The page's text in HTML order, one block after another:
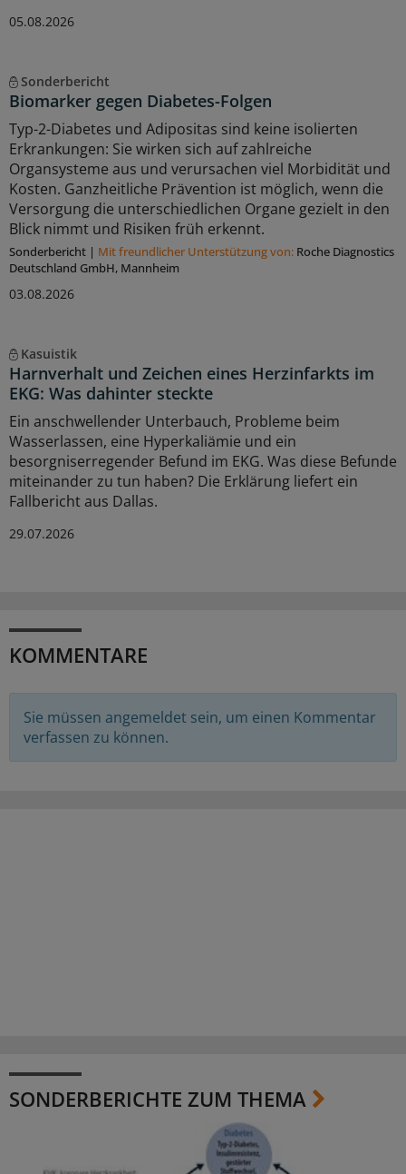
05.08.2026
Sonderbericht
Biomarker gegen Diabetes-Folgen
Typ-2-Diabetes und Adipositas sind keine isolierten
Erkrankungen: Sie wirken sich auf zahlreiche
Organsysteme aus und verursachen viel Morbidität und
Kosten. Ganzheitliche Prävention ist möglich, wenn die
Versorgung die unterschiedlichen Organe gezielt in den
Blick nimmt und Risiken früh erkennt.
Sonderbericht | Mit freundlicher Unterstützung von: Roche Diagnostics
Deutschland GmbH, Mannheim
03.08.2026
Kasuistik
Harnverhalt und Zeichen eines Herzinfarkts im
EKG: Was dahinter steckte
Ein anschwellender Unterbauch, Probleme beim
Wasserlassen, eine Hyperkaliämie und ein
besorgniserregender Befund im EKG. Was diese Befunde
miteinander zu tun haben? Die Erklärung liefert ein
Fallbericht aus Dallas.
29.07.2026
KOMMENTARE
Sie müssen angemeldet sein, um einen Kommentar
verfassen zu können.
SONDERBERICHTE ZUM THEMA